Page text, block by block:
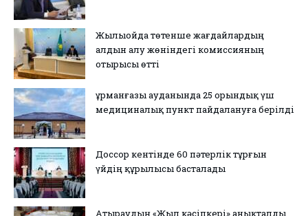
Жылыойда төтенше жағдайлардың
алдын алу жөніндегі комиссияның
отырысы өтті
Құрманғазы ауданында 25 орындық үш
медициналық пункт пайдалануға берілді
Доссор кентінде 60 пәтерлік тұрғын
үйдің құрылысы басталады
Атыраудың «Жыл кәсіпкері» анықталды